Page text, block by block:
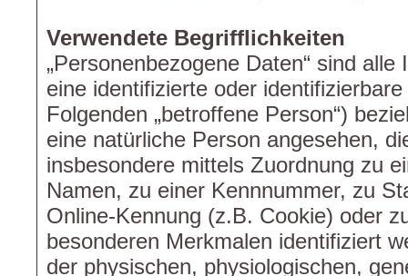
Verwendete Begrifflichkeiten
„Personenbezogene Daten“ sind
eine identifizierte oder
Folgenden „betroffene Person“)
eine natürliche Person angesehen,
insbesondere mittels Zuordnung zu
Namen, zu einer Kennnummer, zu
Online-Kennung (z.B. Cookie) oder
besonderen Merkmalen identifiziert
der physischen, physiologischen,